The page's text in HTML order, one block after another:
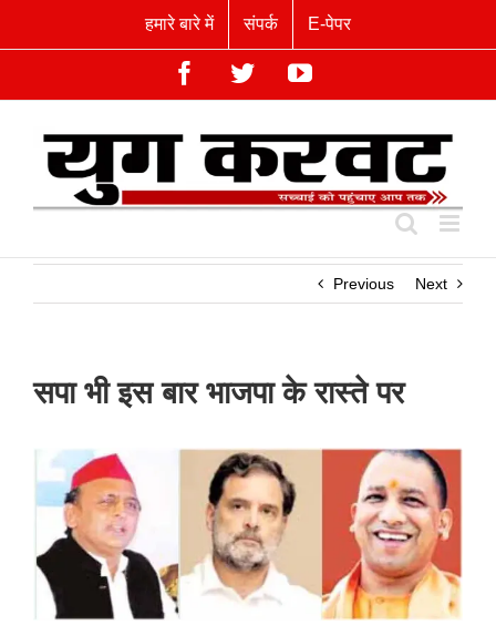
हमारे बारे में संपर्क E-पेपर
Facebook
TwitterYouTube
Previous Next
सपा भी इस बार भाजपा के रास्ते पर
View
Larger
Image